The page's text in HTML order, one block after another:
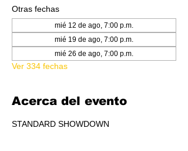
Otras fechas
mié 12 de ago, 7:00 p.m.
mié 19 de ago, 7:00 p.m.
mié 26 de ago, 7:00 p.m.
Ver 334 fechas
Acerca del evento
STANDARD SHOWDOWN